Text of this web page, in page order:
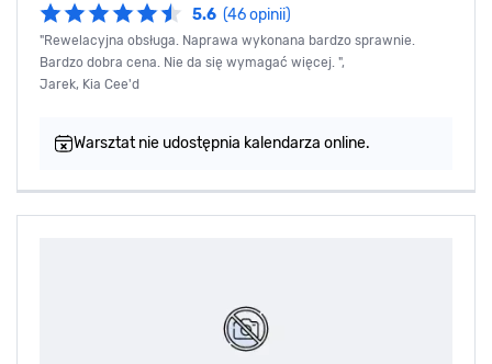
5.6 (46 opinii)
"Rewelacyjna obsługa. Naprawa wykonana bardzo sprawnie.
Bardzo dobra cena. Nie da się wymagać więcej. ",
Jarek, Kia Cee'd
Warsztat nie udostępnia kalendarza online.